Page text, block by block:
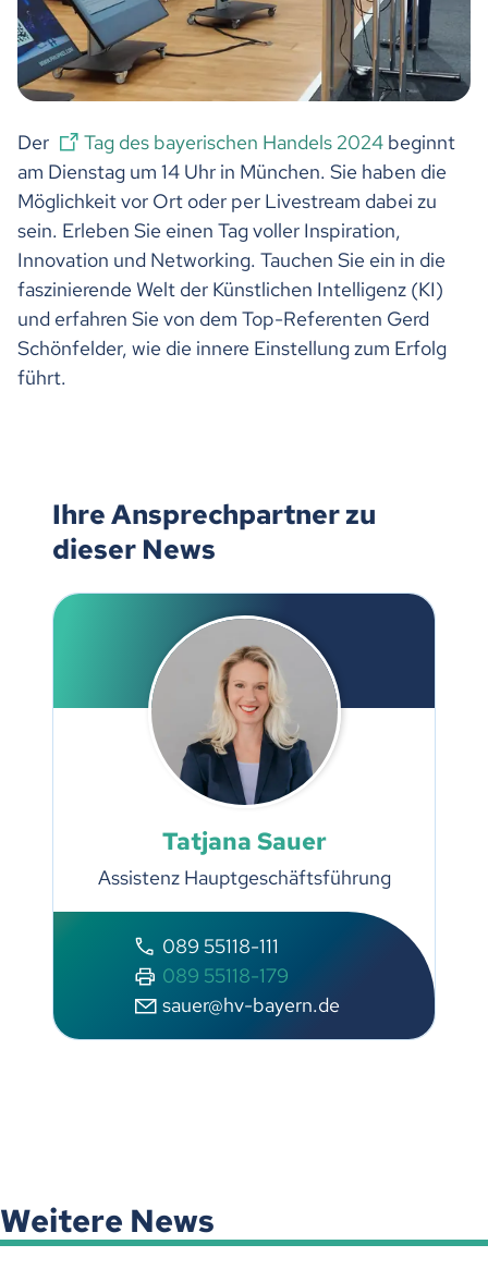
Der Tag des bayerischen Handels 2024 beginnt
am Dienstag um 14 Uhr in München. Sie haben die
Möglichkeit vor Ort oder per Livestream dabei zu
sein. Erleben Sie einen Tag voller Inspiration,
Innovation und Networking. Tauchen Sie ein in die
faszinierende Welt der Künstlichen Intelligenz (KI)
und erfahren Sie von dem Top-Referenten Gerd
Schönfelder, wie die innere Einstellung zum Erfolg
führt.
Ihre Ansprechpartner zu
dieser News
Tatjana Sauer
Assistenz Hauptgeschäftsführung
089 55118-111
089 55118-179
s
r hv-b y rn d
Weitere News